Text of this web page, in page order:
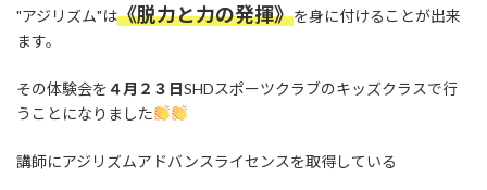
"アジリズム"は《脱力と力の発揮》を身に付けることが出来
ます。
その体験会を４月２３日SHDスポーツクラブのキッズクラスで行
うことになりました
講師にアジリズムアドバンスライセンスを取得している